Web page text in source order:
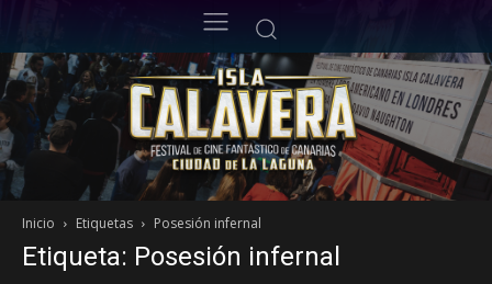
Inicio Etiquetas Posesión infernal
Etiqueta: Posesión infernal